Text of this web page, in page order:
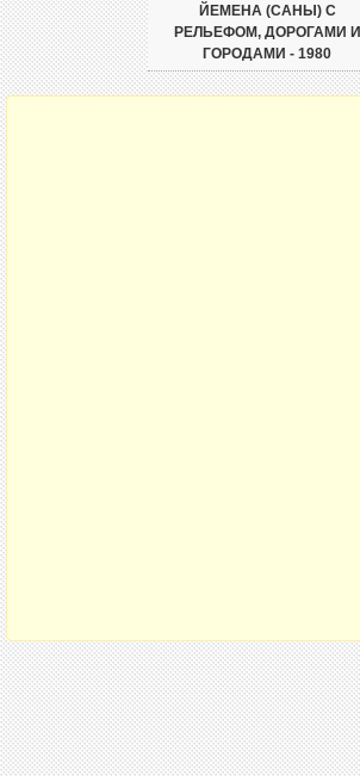
ЙЕМЕНА (САНЫ) С
РЕЛЬЕФОМ, ДОРОГАМИ И
ГОРОДАМИ - 1980